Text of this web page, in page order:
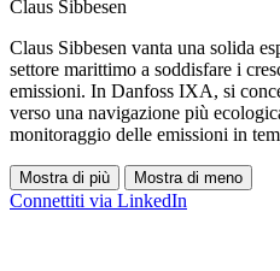
Claus Sibbesen
Claus Sibbesen vanta una solida
settore marittimo a soddisfare i
emissioni. In Danfoss IXA, si
verso una navigazione più
monitoraggio delle emissioni in
Mostra di più Mostra di meno
Connettiti via LinkedIn